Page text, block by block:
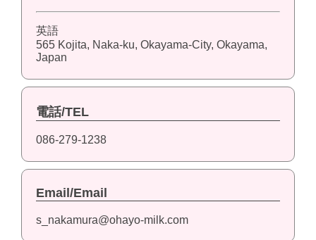
英語
565 Kojita, Naka-ku, Okayama-City, Okayama,
Japan
電話/TEL
086-279-1238
Email/Email
s_nakamura@ohayo-milk.com